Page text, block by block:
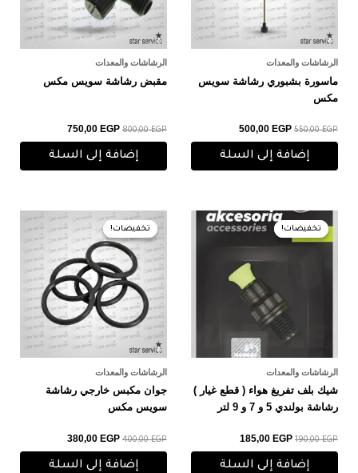
الرشاشات والمعدات
ماسورة بشبوري رشاشة سويس
مكس
550,00EGP
500,00 EGP
إضافة إلى السلة
الرشاشات والمعدات
مقبض رشاشة سويس مكس
800,00EGP
750,00 EGP
إضافة إلى السلة
تخفيضات!
تخفيضات!
الرشاشات والمعدات
شيك بلف تفريغ هواء ( قطع غيار )
رشاشة بولندي 5 و 7 و 9 لتر
190,00EGP
السعر
الأصلي
هو:
190,00 EGP.
185,00 EGP
السعر
الحالي
185,00 EGP.
إضافة إلى السلة
تخفيضات!
تخفيضات!
الرشاشات والمعدات
جوان مكبس خارجي رشاشة
سويس مكس
400,00EGP
السعر
الأصلي
هو:
400,00 EGP.
380,00 EGP
السعر
الحالي
هو:
380,00 EGP.
إضافة إلى السلة